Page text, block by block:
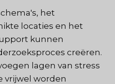
het
locaties en het
kunnen
creëren.
lagen van stress
vrijwel worden